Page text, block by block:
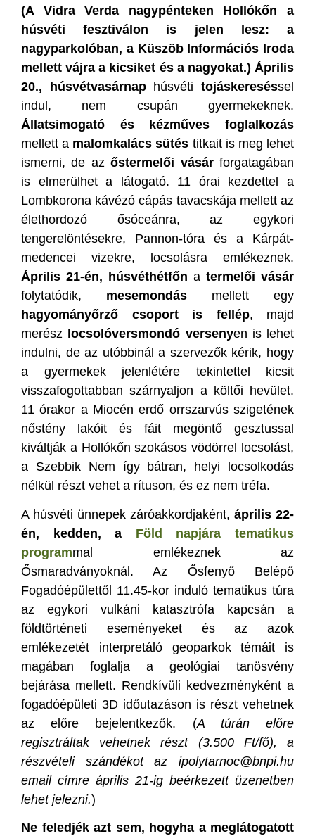
(A Vidra Verda nagypénteken Hollókőn a
húsvéti fesztiválon is jelen lesz: a
nagyparkolóban, a Küszöb Információs Iroda
mellett vájra a kicsiket és a nagyokat.) Április
20., húsvétvasárnap húsvétitojáskereséssel
indul, nem csupán gyermekeknek.
Állatsimogató és kézműves foglalkozás
mellett a malomkalács sütés titkait is meg lehet
ismerni, de azőstermelői vásárforgatagában
is elmerülhet a látogató. 11 órai kezdettel a
Lombkorona kávézó cápás tavacskája mellett az
élethordozó ősóceánra, az egykori
tengerelöntésekre, Pannon-tóra és a Kárpát-
medencei vizekre, locsolásra emlékeznek.
Április 21-én, húsvéthétfőn a termelői vásár
folytatódik, mesemondás mellett egy
hagyományőrző csoport is fellép, majd
merész locsolóversmondó versenyen is lehet
indulni, de az utóbbinál a szervezők kérik, hogy
a gyermekek jelenlétére tekintettel kicsit
visszafogottabban szárnyaljon a költői hevület.
11 órakor a Miocén erdő orrszarvús szigetének
nőstény lakóit és fáit megöntő gesztussal
kiváltják a Hollókőn szokásos vödörrel locsolást,
a Szebbik Nem így bátran, helyi locsolkodás
nélkül részt vehet a rítuson, és ez nem tréfa.
A húsvéti ünnepek záróakkordjaként, április 22-
én, kedden, a Föld napjára tematikus
programmal emlékeznek az
Ősmaradványoknál. Az Ősfenyő Belépő
Fogadóépülettől 11.45-kor induló tematikus túra
az egykori vulkáni katasztrófa kapcsán a
földtörténeti eseményeket és az azok
emlékezetét interpretáló geoparkok témáit is
magában foglalja a geológiai tanösvény
bejárása mellett. Rendkívüli kedvezményként a
fogadóépületi 3D időutazáson is részt vehetnek
az előre bejelentkezők. (A túrán előre
regisztráltak vehetnek részt (3.500 Ft/fő), a
részvételi szándékot az ipolytarnoc@bnpi.hu
email címre április 21-ig beérkezett üzenetben
lehet jelezni.)
Ne feledjék azt sem, hogyha a meglátogatott